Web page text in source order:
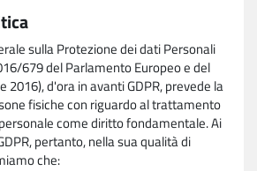
sulla Protezione dei dati Personali
679 del Parlamento Europeo e del
2016), d'ora in avanti GDPR, prevede la
fisiche con riguardo al trattamento
come diritto fondamentale. Ai
pertanto, nella sua qualità di
che: